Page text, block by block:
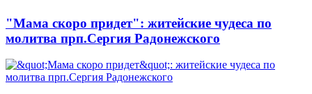
"Мама скоро придет": житейские чудеса по
молитва прп.Сергия Радонежского